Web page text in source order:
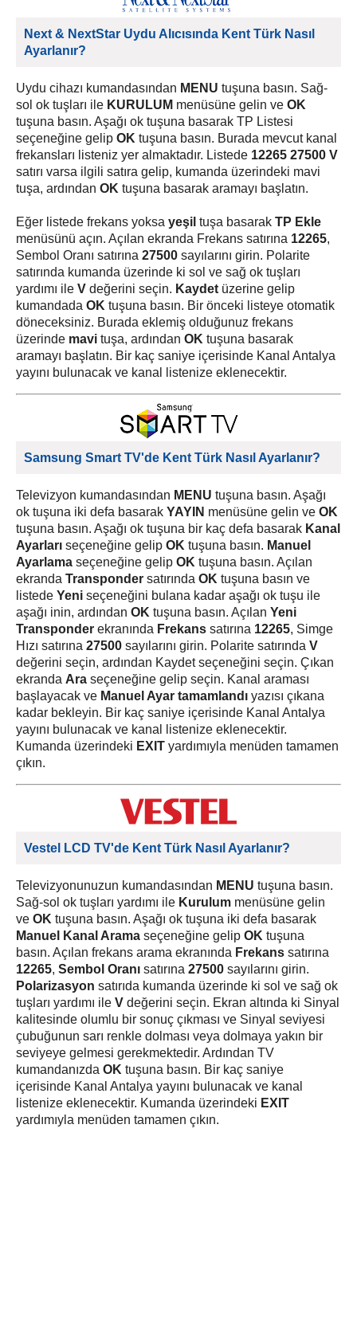
Next & NextStar Uydu Alıcısında Kent Türk Nasıl
Ayarlanır?
Uydu cihazı kumandasından MENU tuşuna basın. Sağ-
sol ok tuşları ile KURULUM menüsüne gelin ve OK
tuşuna basın. Aşağı ok tuşuna basarak TP Listesi
seçeneğine gelip OK tuşuna basın. Burada mevcut kanal
frekansları listeniz yer almaktadır. Listede 12265 27500 V
satırı varsa ilgili satıra gelip, kumanda üzerindeki mavi
tuşa, ardından OK tuşuna basarak aramayı başlatın.
Eğer listede frekans yoksa yeşil tuşa basarak TP Ekle
menüsünü açın. Açılan ekranda Frekans satırına 12265,
Sembol Oranı satırına 27500 sayılarını girin. Polarite
satırında kumanda üzerinde ki sol ve sağ ok tuşları
yardımı ile V değerini seçin. Kaydet üzerine gelip
kumandada OK tuşuna basın. Bir önceki listeye otomatik
döneceksiniz. Burada eklemiş olduğunuz frekans
üzerinde mavi tuşa, ardından OK tuşuna basarak
aramayı başlatın. Bir kaç saniye içerisinde Kanal Antalya
yayını bulunacak ve kanal listenize eklenecektir.
Samsung Smart TV'de Kent Türk Nasıl Ayarlanır?
Televizyon kumandasından MENU tuşuna basın. Aşağı
ok tuşuna iki defa basarak YAYIN menüsüne gelin ve OK
tuşuna basın. Aşağı ok tuşuna bir kaç defa basarak Kanal
Ayarları seçeneğine gelip OK tuşuna basın. Manuel
Ayarlama seçeneğine gelip OK tuşuna basın. Açılan
ekranda Transponder satırında OK tuşuna basın ve
listede Yeni seçeneğini bulana kadar aşağı ok tuşu ile
aşağı inin, ardından OK tuşuna basın. Açılan Yeni
Transponder ekranında Frekans satırına 12265, Simge
Hızı satırına 27500 sayılarını girin. Polarite satırında V
değerini seçin, ardından Kaydet seçeneğini seçin. Çıkan
ekranda Ara seçeneğine gelip seçin. Kanal araması
başlayacak ve Manuel Ayar tamamlandı yazısı çıkana
kadar bekleyin. Bir kaç saniye içerisinde Kanal Antalya
yayını bulunacak ve kanal listenize eklenecektir.
Kumanda üzerindeki EXIT yardımıyla menüden tamamen
çıkın.
Vestel LCD TV'de Kent Türk Nasıl Ayarlanır?
Televizyonunuzun kumandasından MENU tuşuna basın.
Sağ-sol ok tuşları yardımı ile Kurulum menüsüne gelin
ve OK tuşuna basın. Aşağı ok tuşuna iki defa basarak
Manuel Kanal Arama seçeneğine gelip OK tuşuna
basın. Açılan frekans arama ekranında Frekans satırına
12265, Sembol Oranı satırına 27500 sayılarını girin.
Polarizasyon satırıda kumanda üzerinde ki sol ve sağ ok
tuşları yardımı ile V değerini seçin. Ekran altında ki Sinyal
kalitesinde olumlu bir sonuç çıkması ve Sinyal seviyesi
çubuğunun sarı renkle dolması veya dolmaya yakın bir
seviyeye gelmesi gerekmektedir. Ardından TV
kumandanızda OK tuşuna basın. Bir kaç saniye
içerisinde Kanal Antalya yayını bulunacak ve kanal
listenize eklenecektir. Kumanda üzerindeki EXIT
yardımıyla menüden tamamen çıkın.